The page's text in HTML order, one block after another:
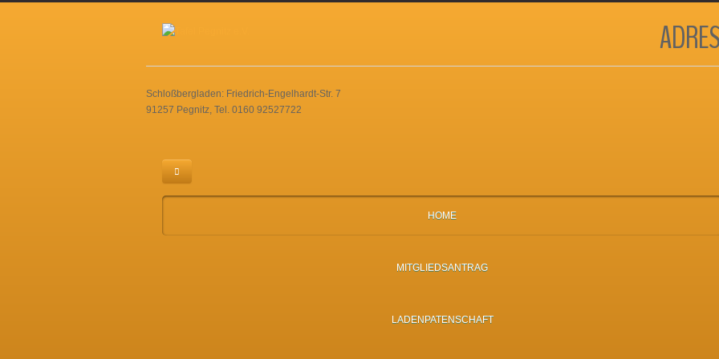
Schloßbergladen: Friedrich-Engelhardt-Str. 7
91257 Pegnitz, Tel. 0160 92527722
HOME
MITGLIEDSANTRAG
LADENPATENSCHAFT